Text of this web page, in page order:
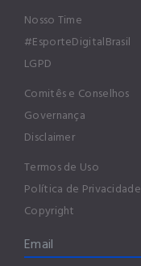
Nosso Time
#EsporteDigitalBrasil
LGPD
Comitês e Conselhos
Governança
Disclaimer
Termos de Uso
Política de Privacidade
Copyright